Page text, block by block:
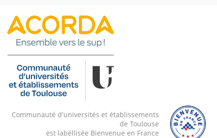
Communauté d'universités et établissements
de Toulouse
est labéllisée Bienvenue en France